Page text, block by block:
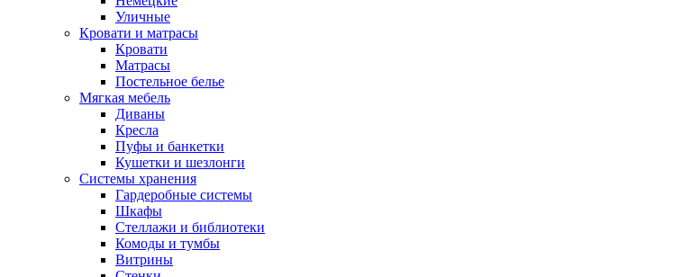
Уличные
Кровати и матрасы
Кровати
Матрасы
Постельное белье
Мягкая мебель
Диваны
Кресла
Пуфы и банкетки
Кушетки и шезлонги
Системы хранения
Гардеробные системы
Шкафы
Стеллажи и библиотеки
Комоды и тумбы
Витрины